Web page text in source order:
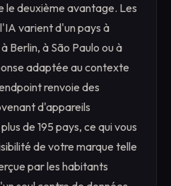
le deuxième avantage. Les
varient d'un pays à
Berlin, à São Paulo ou à
adaptée au contexte
renvoie des
d'appareils
de 195 pays, ce qui vous
de votre marque telle
par les habitants